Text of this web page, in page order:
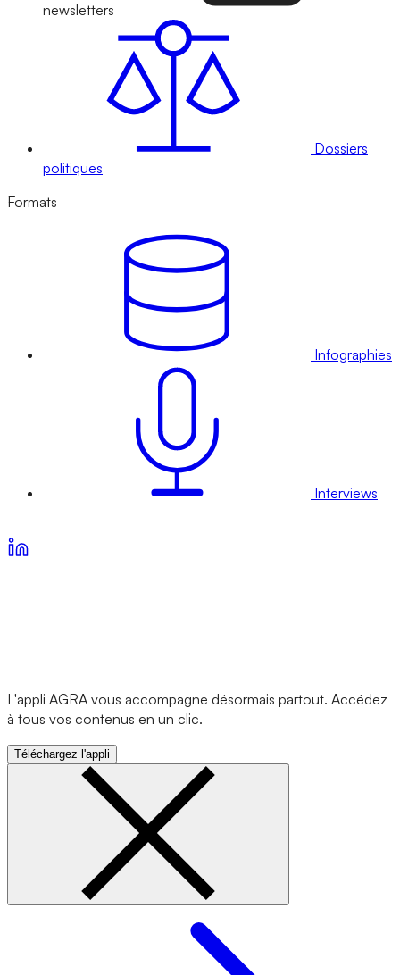
newsletters
Dossiers
politiques
Formats
Infographies
Interviews
L'appli AGRA vous accompagne désormais partout. Accédez
à tous vos contenus en un clic.
Téléchargez l'appli